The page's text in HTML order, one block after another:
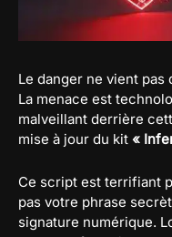
Le danger ne vient pas
La menace est
malveillant derrière
mise à jour du kit «
Ce script est terrifiant
pas votre phrase
signature numérique.